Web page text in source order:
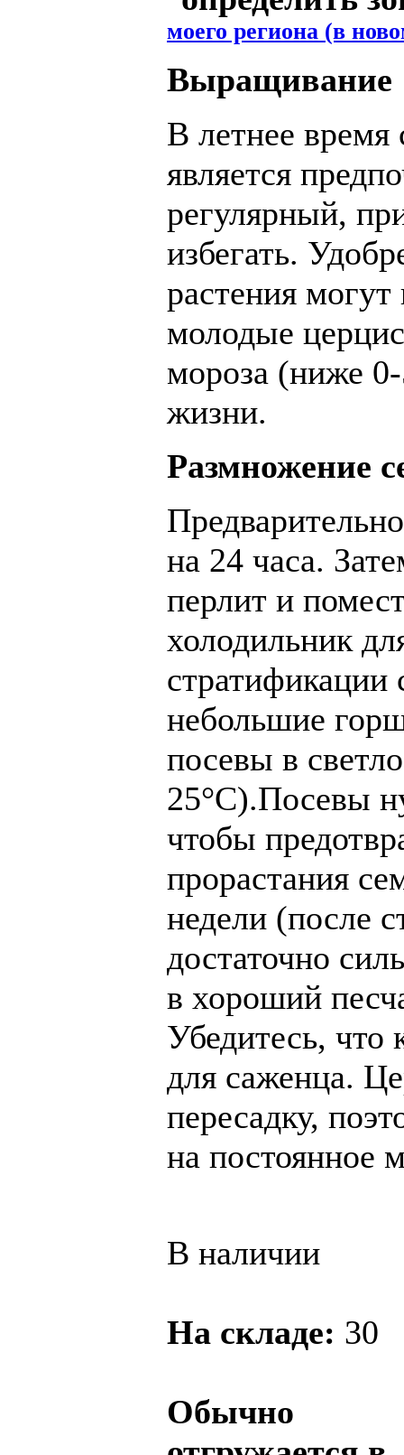
моего региона (в
Выращивание
В летнее время
является
регулярный,
избегать.
растения
молодые
мороза (ниже
жизни.
Размножение
на 24 часа.
перлит и
холодильник
небольшие
посевы в
25°C).Посевы
чтобы
прорастания
недели (после
достаточно
в хороший
Убедитесь, что
для саженца.
пересадку,
на постоянное
В наличии
На складе: 30
Обычно